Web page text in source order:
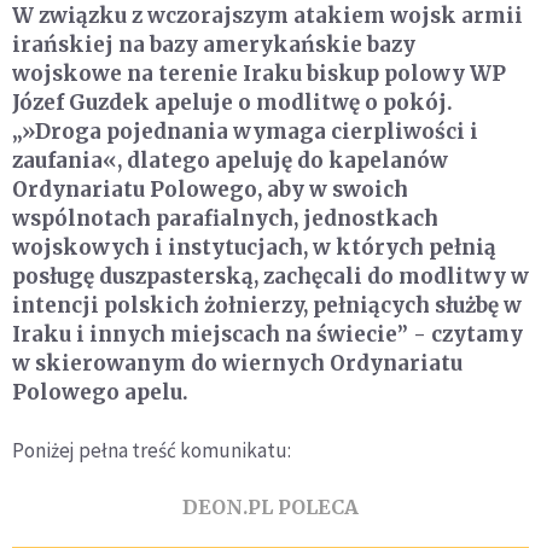
W związku z wczorajszym atakiem wojsk armii
irańskiej na bazy amerykańskie bazy
wojskowe na terenie Iraku biskup polowy WP
Józef Guzdek apeluje o modlitwę o pokój.
„»Droga pojednania wymaga cierpliwości i
zaufania«, dlatego apeluję do kapelanów
Ordynariatu Polowego, aby w swoich
wspólnotach parafialnych, jednostkach
wojskowych i instytucjach, w których pełnią
posługę duszpasterską, zachęcali do modlitwy w
intencji polskich żołnierzy, pełniących służbę w
Iraku i innych miejscach na świecie” - czytamy
w skierowanym do wiernych Ordynariatu
Polowego apelu.
Poniżej pełna treść komunikatu:
DEON.PL POLECA